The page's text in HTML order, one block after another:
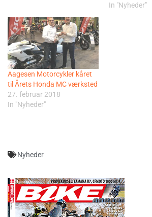
In "Nyheder"
Aagesen Motorcykler kåret
til Årets Honda MC værksted
27. februar 2018
In "Nyheder"
Nyheder